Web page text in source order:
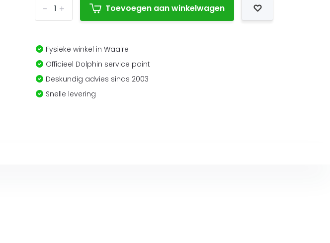
+
- Toevoegen aan winkelwagen
Fysieke winkel in Waalre
Officieel Dolphin service point
Deskundig advies sinds 2003
Snelle levering